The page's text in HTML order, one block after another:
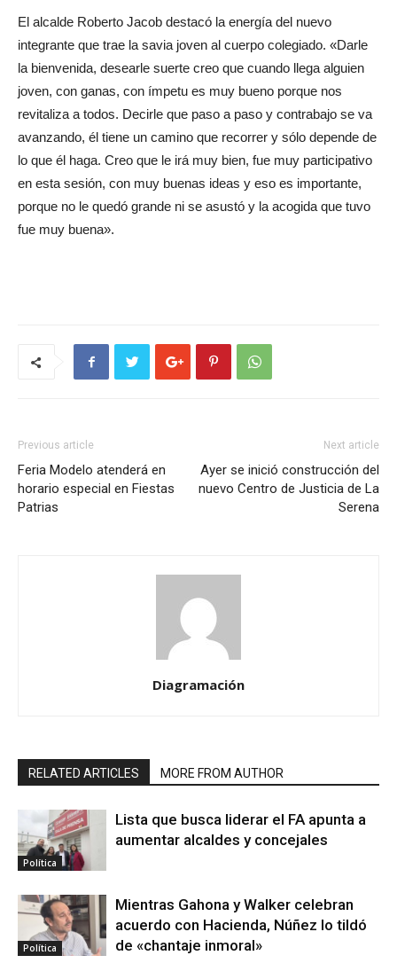
El alcalde Roberto Jacob destacó la energía del nuevo
integrante que trae la savia joven al cuerpo colegiado. «Darle
la bienvenida, desearle suerte creo que cuando llega alguien
joven, con ganas, con ímpetu es muy bueno porque nos
revitaliza a todos. Decirle que paso a paso y contrabajo se va
avanzando, él tiene un camino que recorrer y sólo depende de
lo que él haga. Creo que le irá muy bien, fue muy participativo
en esta sesión, con muy buenas ideas y eso es importante,
porque no le quedó grande ni se asustó y la acogida que tuvo
fue muy buena».
Previous article
Feria Modelo atenderá en
horario especial en Fiestas
Patrias
Next article
Ayer se inició construcción del
nuevo Centro de Justicia de La
Serena
Diagramación
RELATED ARTICLES MORE FROM AUTHOR
Política
Lista que busca liderar el FA apunta a
aumentar alcaldes y concejales
Política
Mientras Gahona y Walker celebran
acuerdo con Hacienda, Núñez lo tildó
de «chantaje inmoral»